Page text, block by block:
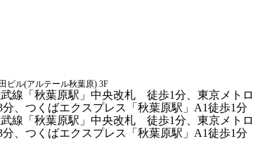
ビル(アルテール秋葉原) 3F
武線「秋葉原駅」中央改札 徒歩1分、東京メトロ
、つくばエクスプレス「秋葉原駅」A1徒歩1分
武線「秋葉原駅」中央改札 徒歩1分、東京メトロ
、つくばエクスプレス「秋葉原駅」A1徒歩1分